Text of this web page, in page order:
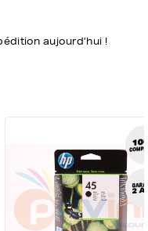
aujourd’hui !